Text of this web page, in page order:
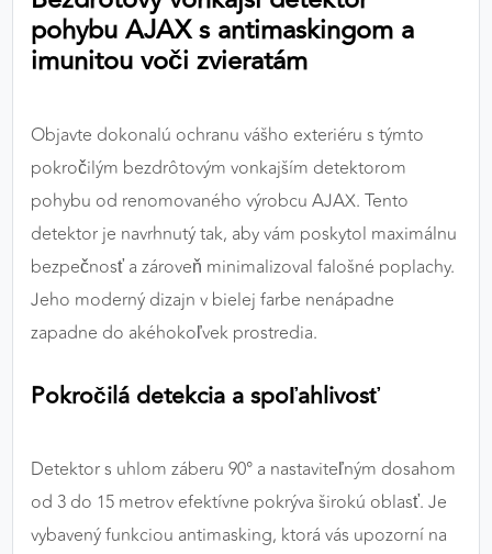
pohybu AJAX s antimaskingom a
imunitou voči zvieratám
Objavte dokonalú ochranu vášho exteriéru s týmto
pokročilým bezdrôtovým vonkajším detektorom
pohybu od renomovaného výrobcu AJAX. Tento
detektor je navrhnutý tak, aby vám poskytol maximálnu
bezpečnosť a zároveň minimalizoval falošné poplachy.
Jeho moderný dizajn v bielej farbe nenápadne
zapadne do akéhokoľvek prostredia.
Pokročilá detekcia a spoľahlivosť
Detektor s uhlom záberu 90° a nastaviteľným dosahom
od 3 do 15 metrov efektívne pokrýva širokú oblasť. Je
vybavený funkciou antimasking, ktorá vás upozorní na
výkon a funkčnosť našich stránok.
Google Analytics
MARKETINGOVÉ COOKIES
Marketingové cookies sa používajú na sledovanie
správania používateľov naprieč webovými
stránkami. Umožňujú nám a našim partnerom
našom webe aj v reklamných sieťach tretích strán.
Google Ads